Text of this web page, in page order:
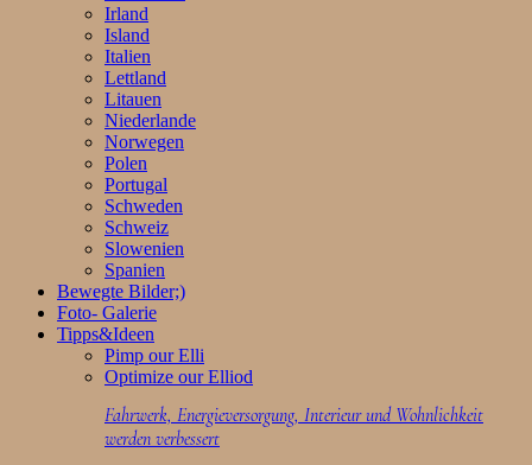
Irland
Island
Italien
Lettland
Litauen
Niederlande
Norwegen
Polen
Portugal
Schweden
Schweiz
Slowenien
Spanien
Bewegte Bilder;)
Foto- Galerie
Tipps&Ideen
Pimp our Elli
Optimize our Elliod
Fahrwerk, Energieversorgung, Interieur und Wohnlichkeit
werden verbessert